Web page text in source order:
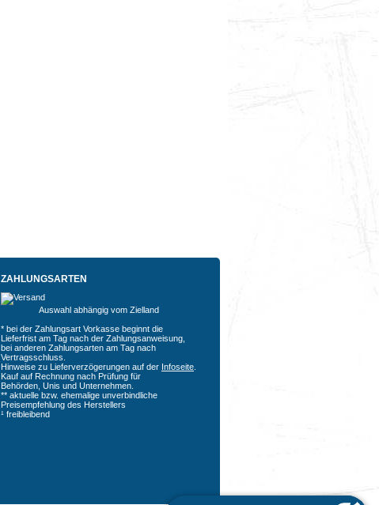
ZAHLUNGSARTEN
Auswahl abhängig vom Zielland
* bei der Zahlungsart Vorkasse beginnt die
Lieferfrist am Tag nach der Zahlungsanweisung,
bei anderen Zahlungsarten am Tag nach
Vertragsschluss.
Hinweise zu Lieferverzögerungen auf der Infoseite
Kauf auf Rechnung nach Prüfung für
Behörden, Unis und Unternehmen.
** aktuelle bzw. ehemalige unverbindliche
Preisempfehlung des Herstellers
¹ freibleibend